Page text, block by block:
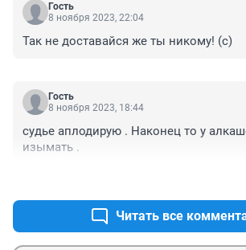
Гость
8 ноября 2023, 22:04
Так не доставайся же ты никому! (с)
Гость
8 ноября 2023, 18:44
судье аплодирую . Наконец то у
изымать .
Читать все